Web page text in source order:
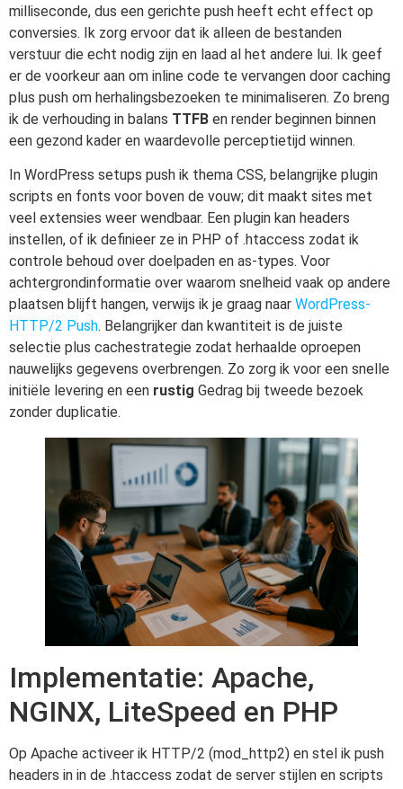
milliseconde, dus een gerichte push heeft echt effect op
conversies. Ik zorg ervoor dat ik alleen de bestanden
verstuur die echt nodig zijn en laad al het andere lui. Ik geef
er de voorkeur aan om inline code te vervangen door caching
plus push om herhalingsbezoeken te minimaliseren. Zo breng
ik de verhouding in balans TTFB en render beginnen binnen
een gezond kader en waardevolle perceptietijd winnen.
In WordPress setups push ik thema CSS, belangrijke plugin
scripts en fonts voor boven de vouw; dit maakt sites met
veel extensies weer wendbaar. Een plugin kan headers
instellen, of ik definieer ze in PHP of .htaccess zodat ik
controle behoud over doelpaden en as-types. Voor
achtergrondinformatie over waarom snelheid vaak op andere
plaatsen blijft hangen, verwijs ik je graag naar WordPress-
HTTP/2 Push. Belangrijker dan kwantiteit is de juiste
selectie plus cachestrategie zodat herhaalde oproepen
nauwelijks gegevens overbrengen. Zo zorg ik voor een snelle
initiële levering en een rustig Gedrag bij tweede bezoek
zonder duplicatie.
Implementatie: Apache,
NGINX, LiteSpeed en PHP
Op Apache activeer ik HTTP/2 (mod_http2) en stel ik push
headers in in de .htaccess zodat de server stijlen en scripts